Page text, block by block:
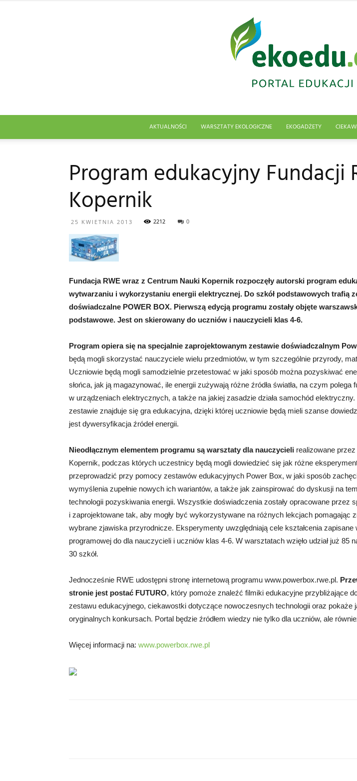
Abrys
AKTUALNOŚCI WARSZTATY EKOLOGICZNE EKOGADŻETY
Program edukacyjny Fundacji
Kopernik
25 KWIETNIA 2013 2212 0
Fundacja RWE wraz z Centrum Nauki Kopernik rozpoczęły autorski program
wytwarzaniu i wykorzystaniu energii elektrycznej. Do szkół podstawowych trafią
doświadczalne POWER BOX. Pierwszą edycją programu zostały objęte
podstawowe. Jest on skierowany do uczniów i nauczycieli klas 4-6.
Program opiera się na specjalnie zaprojektowanym zestawie doświadczalnym
będą mogli skorzystać nauczyciele wielu przedmiotów, w tym szczególnie przyrody,
Uczniowie będą mogli samodzielnie przetestować w jaki sposób można pozyskiwać
słońca, jak ją magazynować, ile energii zużywają różne źródła światła, na czym polega
w urządzeniach elektrycznych, a także na jakiej zasadzie działa samochód
zestawie znajduje się gra edukacyjna, dzięki której uczniowie będą mieli szanse
jest dywersyfikacja źródeł energii.
Nieodłącznym elementem programu są warsztaty dla nauczycieli realizowane
Kopernik, podczas których uczestnicy będą mogli dowiedzieć się jak różne
przeprowadzić przy pomocy zestawów edukacyjnych Power Box, w jaki sposób
wymyślenia zupełnie nowych ich wariantów, a także jak zainspirować do dyskusji na
technologii pozyskiwania energii. Wszystkie doświadczenia zostały opracowane przez
i zaprojektowane tak, aby mogły być wykorzystywane na różnych lekcjach pomagając
wybrane zjawiska przyrodnicze. Eksperymenty uwzględniają cele kształcenia zapisane
programowej do dla nauczycieli i uczniów klas 4-6. W warsztatach wzięło udział już 85
30 szkół.
Jednocześnie RWE udostępni stronę internetową programu www.powerbox.rwe.pl.
stronie jest postać FUTURO, który pomoże znaleźć filmiki edukacyjne przybliżające
zestawu edukacyjnego, ciekawostki dotyczące nowoczesnych technologii oraz pokaże
oryginalnych konkursach. Portal będzie źródłem wiedzy nie tylko dla uczniów, ale
Więcej informacji na: www.powerbox.rwe.pl